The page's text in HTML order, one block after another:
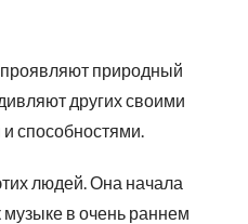
природный
других своими
способностями.
людей. Она начала
в очень раннем